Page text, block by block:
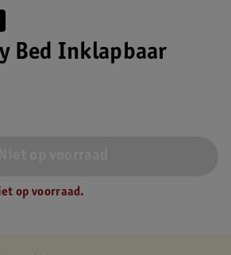
Bed Inklapbaar
op voorraad.